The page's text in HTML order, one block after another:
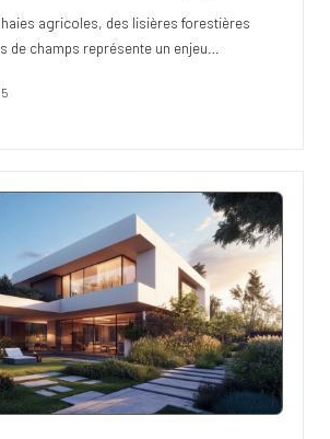
haies agricoles, des lisières forestières
de champs représente un enjeu…